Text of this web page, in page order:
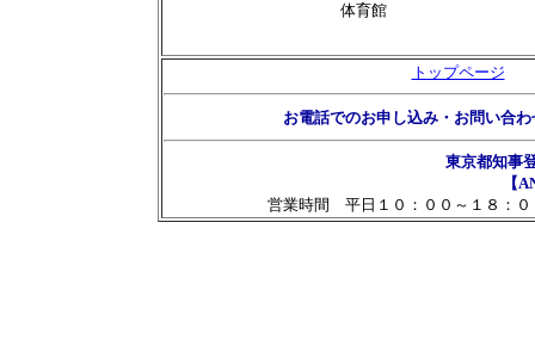
体育館
トップページ
お電話でのお申し込み・お問い合わ
東京都知事
【
営業時間 平日１０：００～１８：